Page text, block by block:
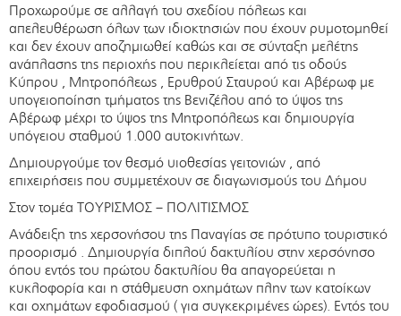
Προχωρούμε σε αλλαγή του σχεδίου πόλεως και
απελευθέρωση όλων των ιδιοκτησιών που έχουν ρυμοτομηθεί
και δεν έχουν αποζημιωθεί καθώς και σε σύνταξη μελέτης
ανάπλασης της περιοχής που περικλείεται από τις οδούς
Κύπρου , Μητροπόλεως , Ερυθρού Σταυρού και Αβέρωφ με
υπογειοποίηση τμήματος της Βενιζέλου από το ύψος της
Αβέρωφ μέχρι το ύψος της Μητροπόλεως και δημιουργία
υπόγειου σταθμού 1.000 αυτοκινήτων.
Δημιουργούμε τον θεσμό υιοθεσίας γειτονιών , από
επιχειρήσεις που συμμετέχουν σε διαγωνισμούς του Δήμου
Στον τομέα ΤΟΥΡΙΣΜΟΣ – ΠΟΛΙΤΙΣΜΟΣ
Ανάδειξη της χερσονήσου της Παναγίας σε πρότυπο τουριστικό
προορισμό . Δημιουργία διπλού δακτυλίου στην χερσόνησο
όπου εντός του πρώτου δακτυλίου θα απαγορεύεται η
κυκλοφορία και η στάθμευση οχημάτων πλην των κατοίκων
και οχημάτων εφοδιασμού ( για συγκεκριμένες ώρες). Εντός του